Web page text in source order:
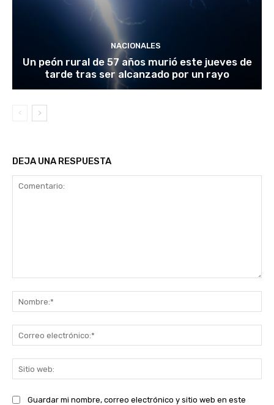
NACIONALES
Un peón rural de 57 años murió este jueves de
tarde tras ser alcanzado por un rayo
DEJA UNA RESPUESTA
Guardar mi nombre, correo electrónico y sitio web en este